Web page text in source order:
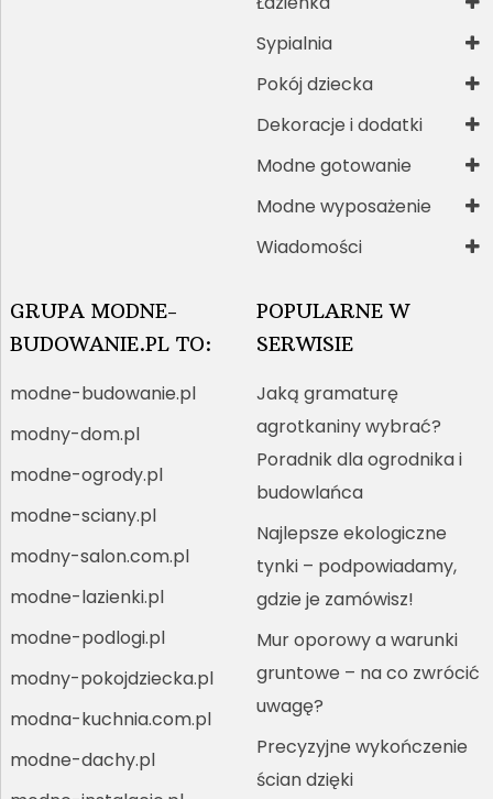
Sypialnia
Pokój dziecka
Dekoracje i dodatki
Modne gotowanie
Modne wyposażenie
Wiadomości
GRUPA MODNE-
BUDOWANIE.PL TO:
modne-budowanie.pl
modny-dom.pl
modne-ogrody.pl
modne-sciany.pl
modny-salon.com.pl
modne-lazienki.pl
modne-podlogi.pl
modny-pokojdziecka.pl
modna-kuchnia.com.pl
modne-dachy.pl
POPULARNE W
SERWISIE
Jaką gramaturę
agrotkaniny wybrać?
Poradnik dla ogrodnika i
budowlańca
Najlepsze ekologiczne
tynki – podpowiadamy,
gdzie je zamówisz!
Mur oporowy a warunki
gruntowe – na co zwrócić
uwagę?
Precyzyjne wykończenie
ścian dzięki